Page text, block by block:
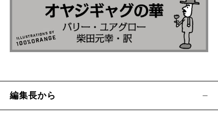
小林快次『恐竜まみれ―発掘現場は今日も命がけ
川上和人／恐竜はズルい
門―フィルムに籠めた告白と鎮魂―』
北村匡平／京マチ子と『羅生門』の亡霊へのレク
イエム
編集長から